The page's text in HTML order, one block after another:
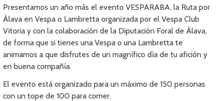
Presentamos un año más el evento VESPARABA, la Ruta por
Álava en Vespa o Lambretta organizada por el Vespa Club
Vitoria y con la colaboración de la Diputación Foral de Álava,
de forma que si tienes una Vespa o una Lambretta te
animamos a que disfrutes de un magnífico día de tu afición y
en buena compañía.
El evento está organizado para un máximo de 150 personas
con un tope de 100 para comer.